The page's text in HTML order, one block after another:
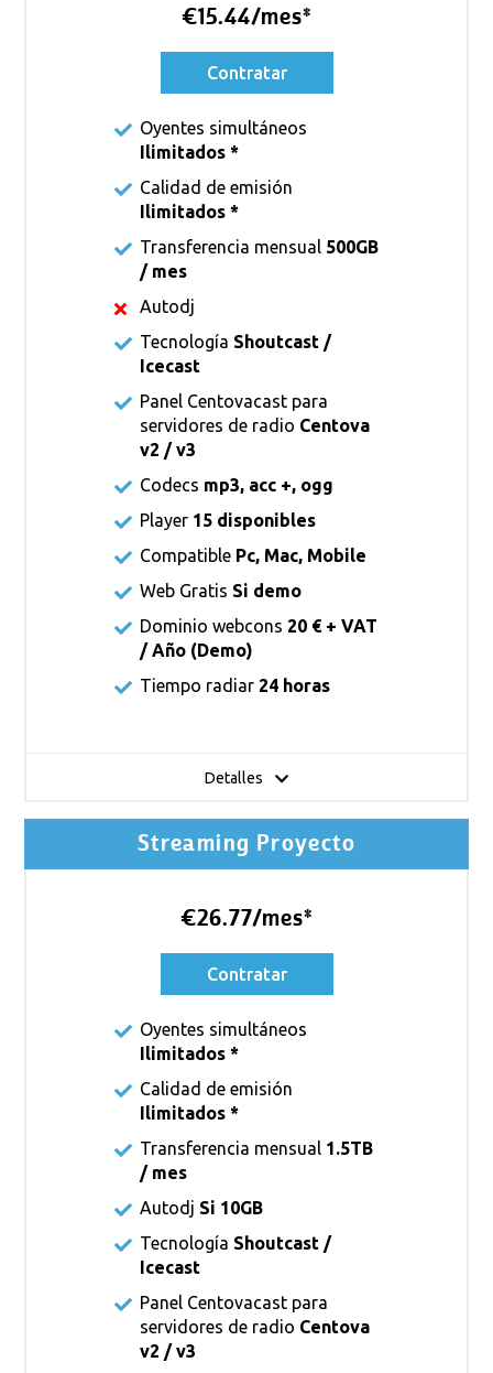
€15.44/mes*
Contratar
Oyentes simultáneos
Ilimitados *
Calidad de emisión
Ilimitados *
Transferencia mensual 500GB
/ mes
Autodj
Tecnología Shoutcast /
Icecast
Panel Centovacast para
servidores de radio Centova
v2 / v3
Codecs mp3, acc +, ogg
Player 15 disponibles
Compatible Pc, Mac, Mobile
Web Gratis Si demo
Dominio webcons 20 € + VAT
/ Año (Demo)
Tiempo radiar 24 horas
Detalles
Streaming Proyecto
€26.77/mes*
Contratar
Oyentes simultáneos
Ilimitados *
Calidad de emisión
Ilimitados *
Transferencia mensual 1.5TB
/ mes
Autodj Si 10GB
Tecnología Shoutcast /
Icecast
Panel Centovacast para
servidores de radio Centova
v2 / v3